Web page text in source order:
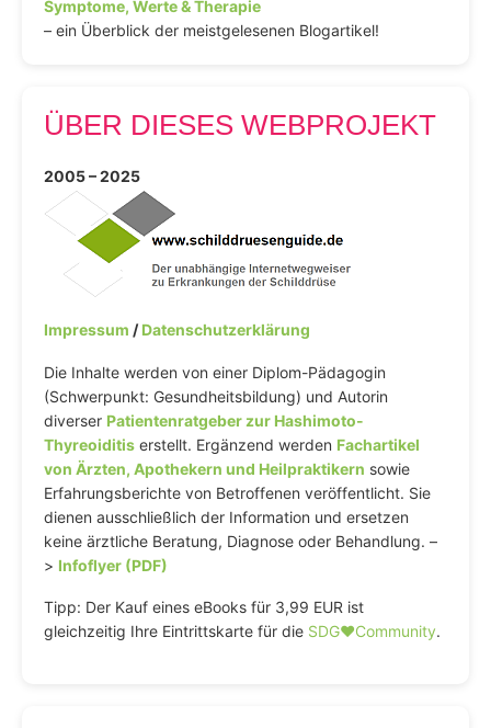
Symptome, Werte & Therapie
– ein Überblick der meistgelesenen Blogartikel!
ÜBER DIESES WEBPROJEKT
2005 – 2025
Impressum /Datenschutzerklärung
Die Inhalte werden von einer Diplom-Pädagogin
(Schwerpunkt: Gesundheitsbildung) und Autorin
diverser Patientenratgeber zur Hashimoto-
Thyreoiditis erstellt. Ergänzend werden Fachartikel
von Ärzten, Apothekern und Heilpraktikern sowie
Erfahrungsberichte von Betroffenen veröffentlicht. Sie
dienen ausschließlich der Information und ersetzen
keine ärztliche Beratung, Diagnose oder Behandlung. –
> Infoflyer (PDF)
Tipp: Der Kauf eines eBooks für 3,99 EUR ist
gleichzeitig Ihre Eintrittskarte für die SDG♥️Community.